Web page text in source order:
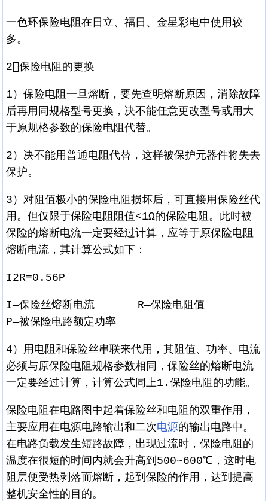
一色环保险电阻在日立、福日、金星彩电中使用较
多。
2保险电阻的更换
1）保险电阻一旦熔断，要先查明熔断原因，消除故障
后再用同规格型号更换，决不能任意更改型号或用大
于原规格参数的保险电阻代替。
2）决不能用普通电阻代替，这样被保护元器件将失去
保护。
3）对阻值极小的保险电阻损坏后，可直接用保险丝代
用。但仅限于保险电阻阻值<1Ω的保险电阻。此时被
保险的熔断电流一定要经过计算，应等于原保险电阻
熔断电流，其计算公式如下：
I2R=0.56P
I—保险丝熔断电流 R—保险电阻值
P—被保险电路额定功率
4）用电阻和保险丝串联来代用，其阻值、功率、电流
必须与原保险电阻规格参数相同，保险丝的熔断电流
一定要经过计算，计算公式同上1.保险电阻的功能。
保险电阻在电路图中起着保险丝和电阻的双重作用，
主要应用在电源电路输出和二次电源的输出电路中。
在电路负载发生短路故障，出现过流时，保险电阻的
温度在很短的时间内就会升高到500~600℃，这时电
阻层便受热剥落而熔断，起到保险的作用，达到提高
整机安全性的目的。